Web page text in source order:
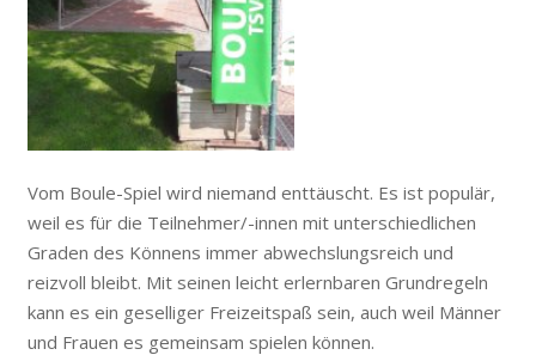
Vom Boule-Spiel wird niemand enttäuscht. Es ist populär,
weil es für die Teilnehmer/-innen mit unterschiedlichen
Graden des Könnens immer abwechslungsreich und
reizvoll bleibt. Mit seinen leicht erlernbaren Grundregeln
kann es ein geselliger Freizeitspaß sein, auch weil Männer
und Frauen es gemeinsam spielen können.